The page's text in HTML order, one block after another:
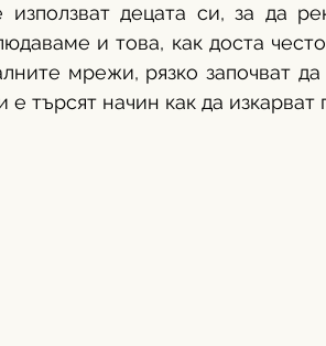
децата си, за да
и това, как доста често
мрежи, рязко започват
търсят начин как да изкарват